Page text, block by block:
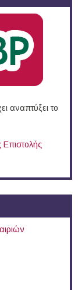
αναπτύξει το
Επιστολής